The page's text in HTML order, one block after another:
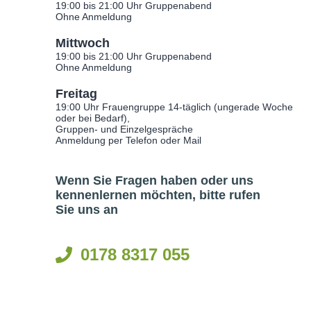
19:00 bis 21:00 Uhr Gruppenabend
Ohne Anmeldung
Mittwoch
19:00 bis 21:00 Uhr Gruppenabend
Ohne Anmeldung
Freitag
19:00 Uhr Frauengruppe 14-täglich (ungerade Woche
oder bei Bedarf),
Gruppen- und Einzelgespräche
Anmeldung per Telefon oder Mail
Wenn Sie Fragen haben oder uns
kennenlernen möchten, bitte rufen
Sie uns an
0178 8317 055